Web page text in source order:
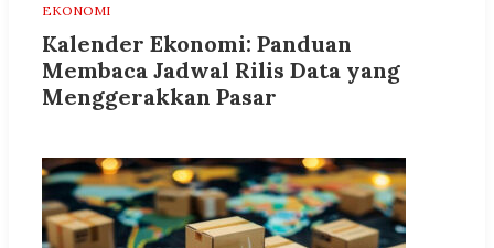
EKONOMI
Kalender Ekonomi: Panduan
Membaca Jadwal Rilis Data yang
Menggerakkan Pasar